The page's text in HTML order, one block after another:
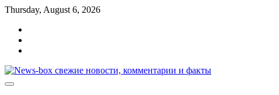
Перейти
содержимому
Thursday, August 6, 2026